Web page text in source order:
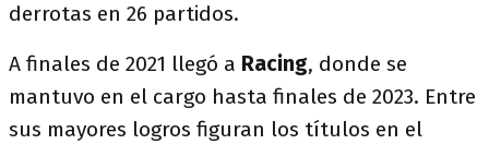
derrotas en 26 partidos.
A finales de 2021 llegó a Racing, donde se
mantuvo en el cargo hasta finales de 2023. Entre
sus mayores logros figuran los títulos en el